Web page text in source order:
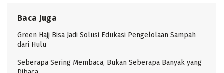
Baca Juga
Green Hajj Bisa Jadi Solusi Edukasi Pengelolaan Sampah
dari Hulu
Seberapa Sering Membaca, Bukan Seberapa Banyak yang